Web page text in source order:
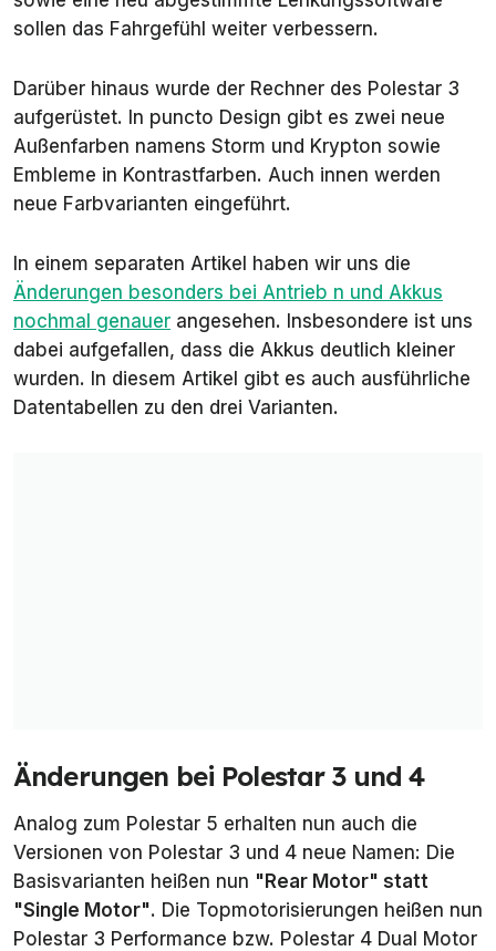
sollen das Fahrgefühl weiter verbessern.
Darüber hinaus wurde der Rechner des Polestar 3
aufgerüstet. In puncto Design gibt es zwei neue
Außenfarben namens Storm und Krypton sowie
Embleme in Kontrastfarben. Auch innen werden
neue Farbvarianten eingeführt.
In einem separaten Artikel haben wir uns die
Änderungen besonders bei Antrieb n und Akkus
nochmal genauer angesehen. Insbesondere ist uns
dabei aufgefallen, dass die Akkus deutlich kleiner
wurden. In diesem Artikel gibt es auch ausführliche
Datentabellen zu den drei Varianten.
Änderungen bei Polestar 3 und 4
Analog zum Polestar 5 erhalten nun auch die
Versionen von Polestar 3 und 4 neue Namen: Die
Basisvarianten heißen nun "Rear Motor" statt
"Single Motor". Die Topmotorisierungen heißen nun
Polestar 3 Performance bzw. Polestar 4 Dual Motor